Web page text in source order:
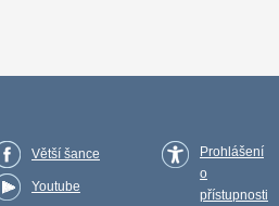
Větší šance
Youtube
Prohlášení
o
přístupnosti